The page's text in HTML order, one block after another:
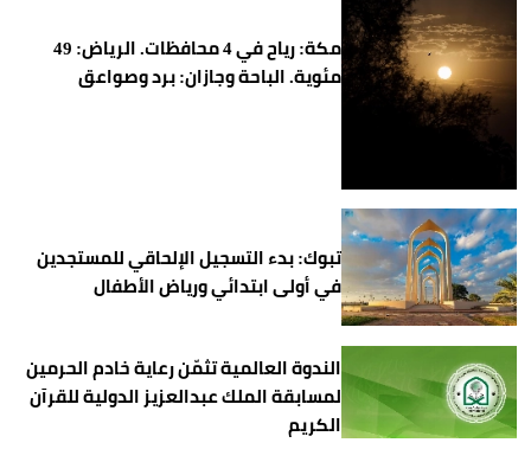
مكة: رياح في 4 محافظات. الرياض: 49
مئوية. الباحة وجازان: برد وصواعق
تبوك: بدء التسجيل الإلحاقي للمستجدين
في أولى ابتدائي ورياض الأطفال
الندوة العالمية تثمّن رعاية خادم الحرمين
لمسابقة الملك عبدالعزيز الدولية للقرآن
الكريم